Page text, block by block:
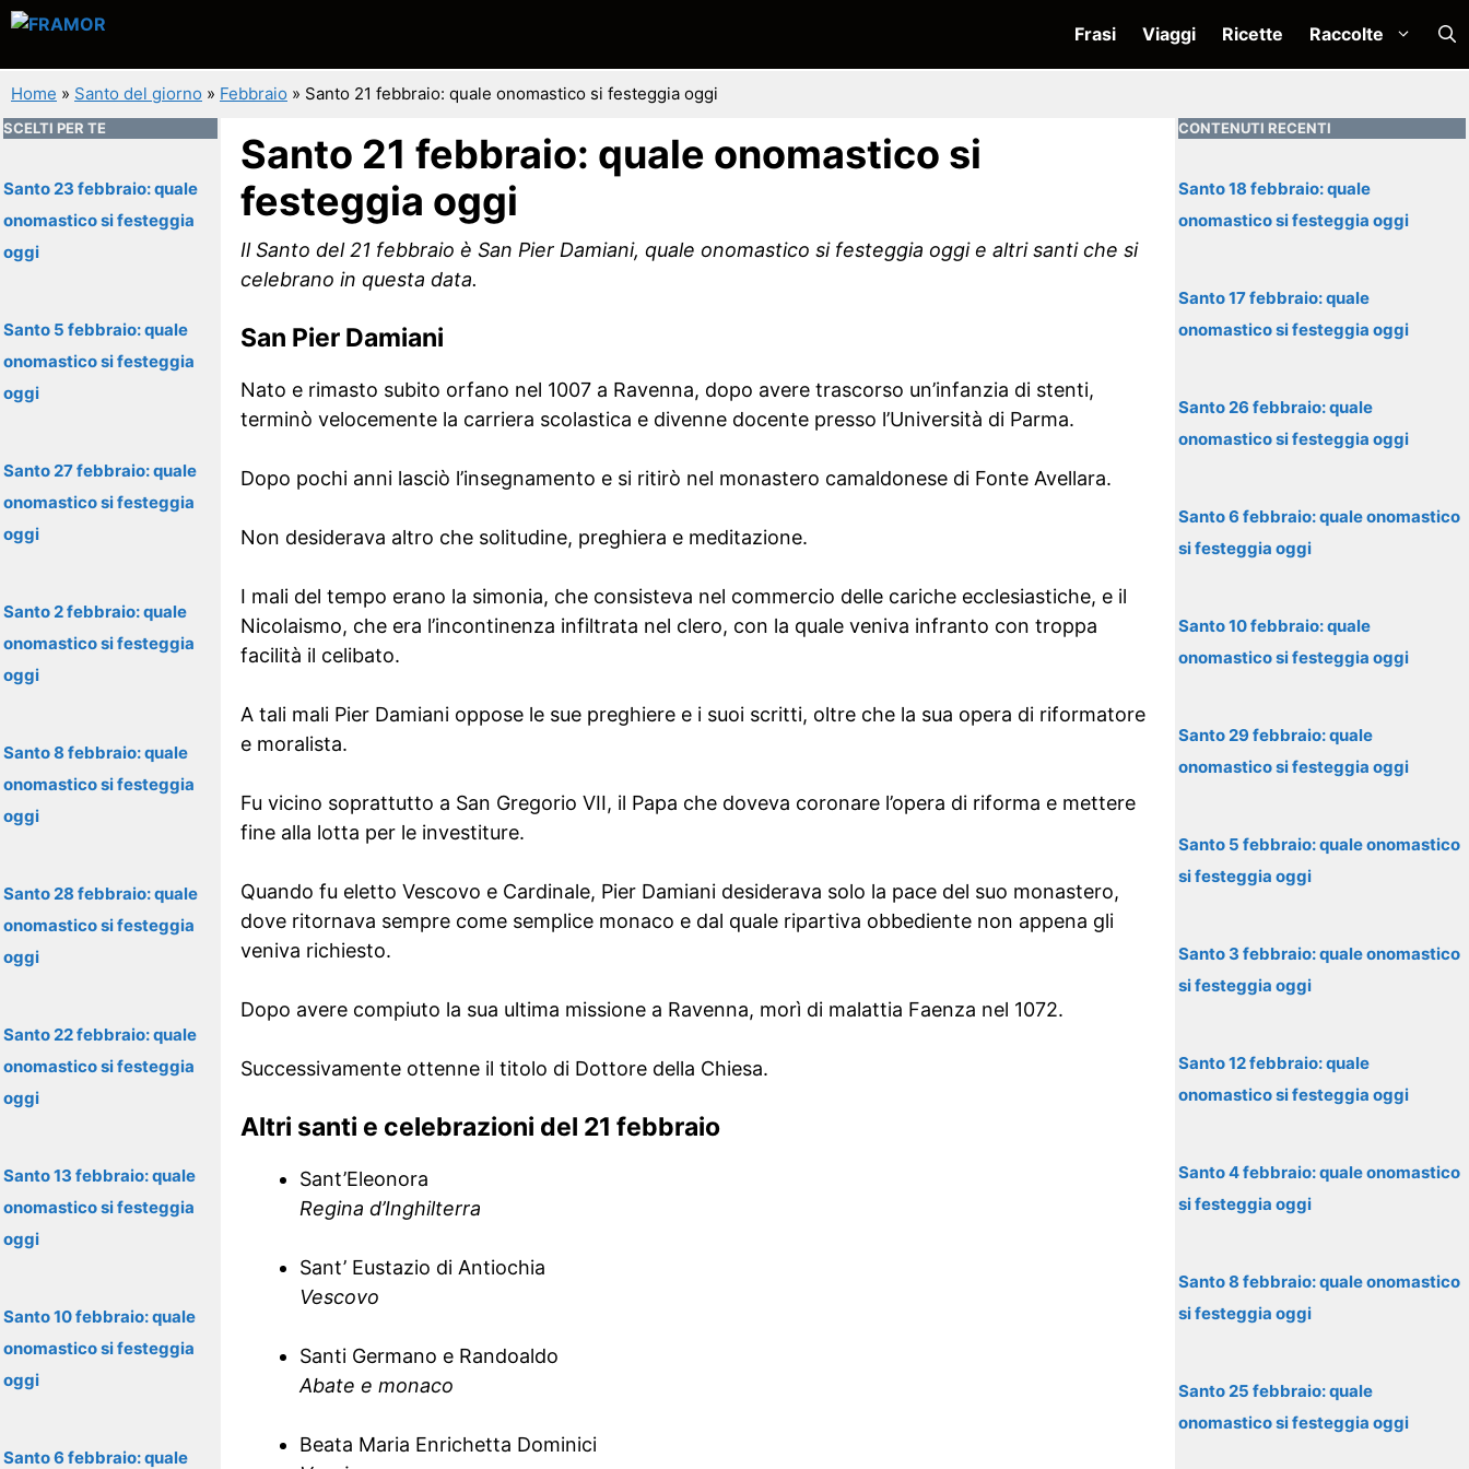
Vai
contenuto
Frasi Viaggi Ricette Raccolte
Home » Santo del giorno » Febbraio » Santo 21 febbraio: quale onomastico si festeggia oggi
Santo 21 febbraio: quale onomastico si
festeggia oggi
Il Santo del 21 febbraio è San Pier Damiani, quale onomastico si festeggia oggi e altri santi che si
celebrano in questa data.
San Pier Damiani
Nato e rimasto subito orfano nel 1007 a Ravenna, dopo avere trascorso un’infanzia di stenti,
terminò velocemente la carriera scolastica e divenne docente presso l’Università di Parma.
Dopo pochi anni lasciò l’insegnamento e si ritirò nel monastero camaldonese di Fonte Avellara.
Non desiderava altro che solitudine, preghiera e meditazione.
I mali del tempo erano la simonia, che consisteva nel commercio delle cariche ecclesiastiche, e il
Nicolaismo, che era l’incontinenza infiltrata nel clero, con la quale veniva infranto con troppa
facilità il celibato.
A tali mali Pier Damiani oppose le sue preghiere e i suoi scritti, oltre che la sua opera di riformatore
e moralista.
Fu vicino soprattutto a San Gregorio VII, il Papa che doveva coronare l’opera di riforma e mettere
fine alla lotta per le investiture.
Quando fu eletto Vescovo e Cardinale, Pier Damiani desiderava solo la pace del suo monastero,
dove ritornava sempre come semplice monaco e dal quale ripartiva obbediente non appena gli
veniva richiesto.
Dopo avere compiuto la sua ultima missione a Ravenna, morì di malattia Faenza nel 1072.
Successivamente ottenne il titolo di Dottore della Chiesa.
Altri santi e celebrazioni del 21 febbraio
Sant’Eleonora
Regina d’Inghilterra
Sant’ Eustazio di Antiochia
Vescovo
Santi Germano e Randoaldo
Abate e monaco
Beata Maria Enrichetta Dominici
SCELTI PER TE
Santo 23 febbraio: quale
onomastico si festeggia
oggi
Santo 5 febbraio: quale
onomastico si festeggia
oggi
Santo 27 febbraio: quale
onomastico si festeggia
oggi
Santo 2 febbraio: quale
onomastico si festeggia
oggi
Santo 8 febbraio: quale
onomastico si festeggia
oggi
Santo 28 febbraio: quale
onomastico si festeggia
oggi
Santo 22 febbraio: quale
onomastico si festeggia
oggi
Santo 13 febbraio: quale
onomastico si festeggia
oggi
Santo 10 febbraio: quale
onomastico si festeggia
oggi
Santo 6 febbraio: quale
CONTENUTI RECENTI
Santo 18 febbraio: quale
onomastico si festeggia oggi
Santo 17 febbraio: quale
onomastico si festeggia oggi
Santo 26 febbraio: quale
onomastico si festeggia oggi
Santo 6 febbraio: quale onomastico
si festeggia oggi
Santo 10 febbraio: quale
onomastico si festeggia oggi
Santo 29 febbraio: quale
onomastico si festeggia oggi
Santo 5 febbraio: quale onomastico
si festeggia oggi
Santo 3 febbraio: quale onomastico
si festeggia oggi
Santo 12 febbraio: quale
onomastico si festeggia oggi
Santo 4 febbraio: quale onomastico
si festeggia oggi
Santo 8 febbraio: quale onomastico
si festeggia oggi
Santo 25 febbraio: quale
onomastico si festeggia oggi